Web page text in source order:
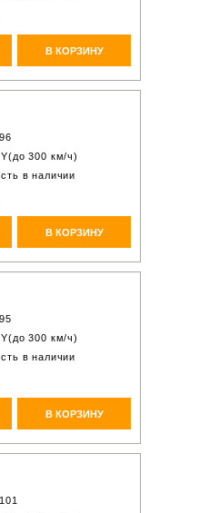
В КОРЗИНУ
96
Y(до 300 км/ч)
в наличии
В КОРЗИНУ
95
Y(до 300 км/ч)
в наличии
В КОРЗИНУ
101